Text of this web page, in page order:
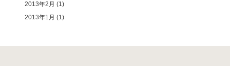
2013年2月 (1)
2013年1月 (1)